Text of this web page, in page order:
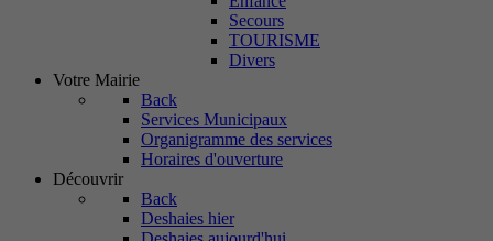
Secours
TOURISME
Divers
Votre Mairie
Back
Services Municipaux
Organigramme des services
Horaires d'ouverture
Découvrir
Back
Deshaies hier